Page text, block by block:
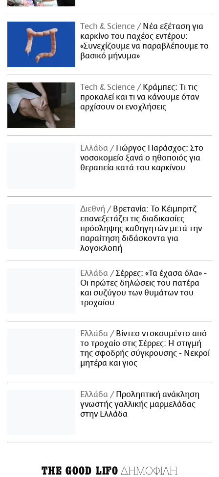
Τech & Science
Νέα εξέταση για
καρκίνο του παχέος εντέρου:
«Συνεχίζουμε να παραβλέπουμε το
βασικό μήνυμα»
Τech & Science
Κράμπες: Τι τις
προκαλεί και τι να κάνουμε όταν
αρχίσουν οι ενοχλήσεις
Ελλάδα
Γιώργος Παράσχος: Στο
νοσοκομείο ξανά ο ηθοποιός για
θεραπεία κατά του καρκίνου
Διεθνή
Βρετανία: Το Κέιμπριτζ
επανεξετάζει τις διαδικασίες
πρόσληψης καθηγητών μετά την
παραίτηση διδάσκοντα για
λογοκλοπή
Ελλάδα
Σέρρες: «Τα έχασα όλα» -
Οι πρώτες δηλώσεις του πατέρα
και συζύγου των θυμάτων του
τροχαίου
Ελλάδα
Βίντεο ντοκουμέντο από
το τροχαίο στις Σέρρες: Η στιγμή
της σφοδρής σύγκρουσης - Νεκροί
μητέρα και γιος
Ελλάδα
Προληπτική ανάκληση
γνωστής γαλλικής μαρμελάδας
στην Ελλάδα
THE GOOD LIFO ΔΗΜΟΦΙΛΗ